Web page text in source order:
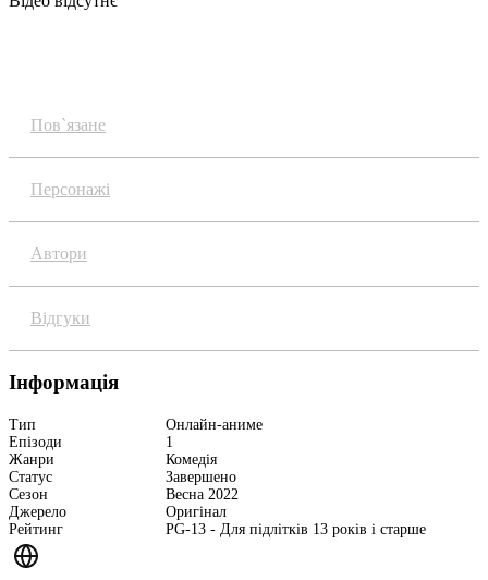
Пов`язане
Персонажі
Автори
Відгуки
Інформація
Тип
Онлайн-аниме
Епізоди
1
Жанри
Комедія
Статус
Завершено
Сезон
Весна 2022
Джерело
Оригінал
Рейтинг
PG-13 - Для підлітків 13 років і старше